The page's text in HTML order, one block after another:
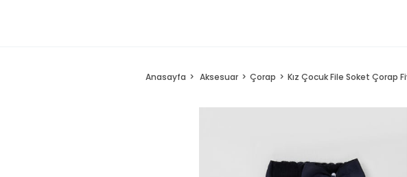
Anasayfa Aksesuar Çorap Kız Çocuk File Soket Çorap